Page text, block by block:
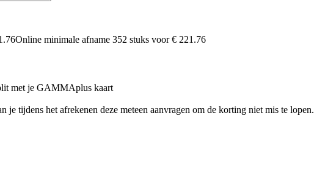
Online minimale afname 352 stuks voor€ 221.76
met je GAMMAplus kaart
je tijdens het afrekenen deze meteen aanvragen om de korting niet mis te lopen.